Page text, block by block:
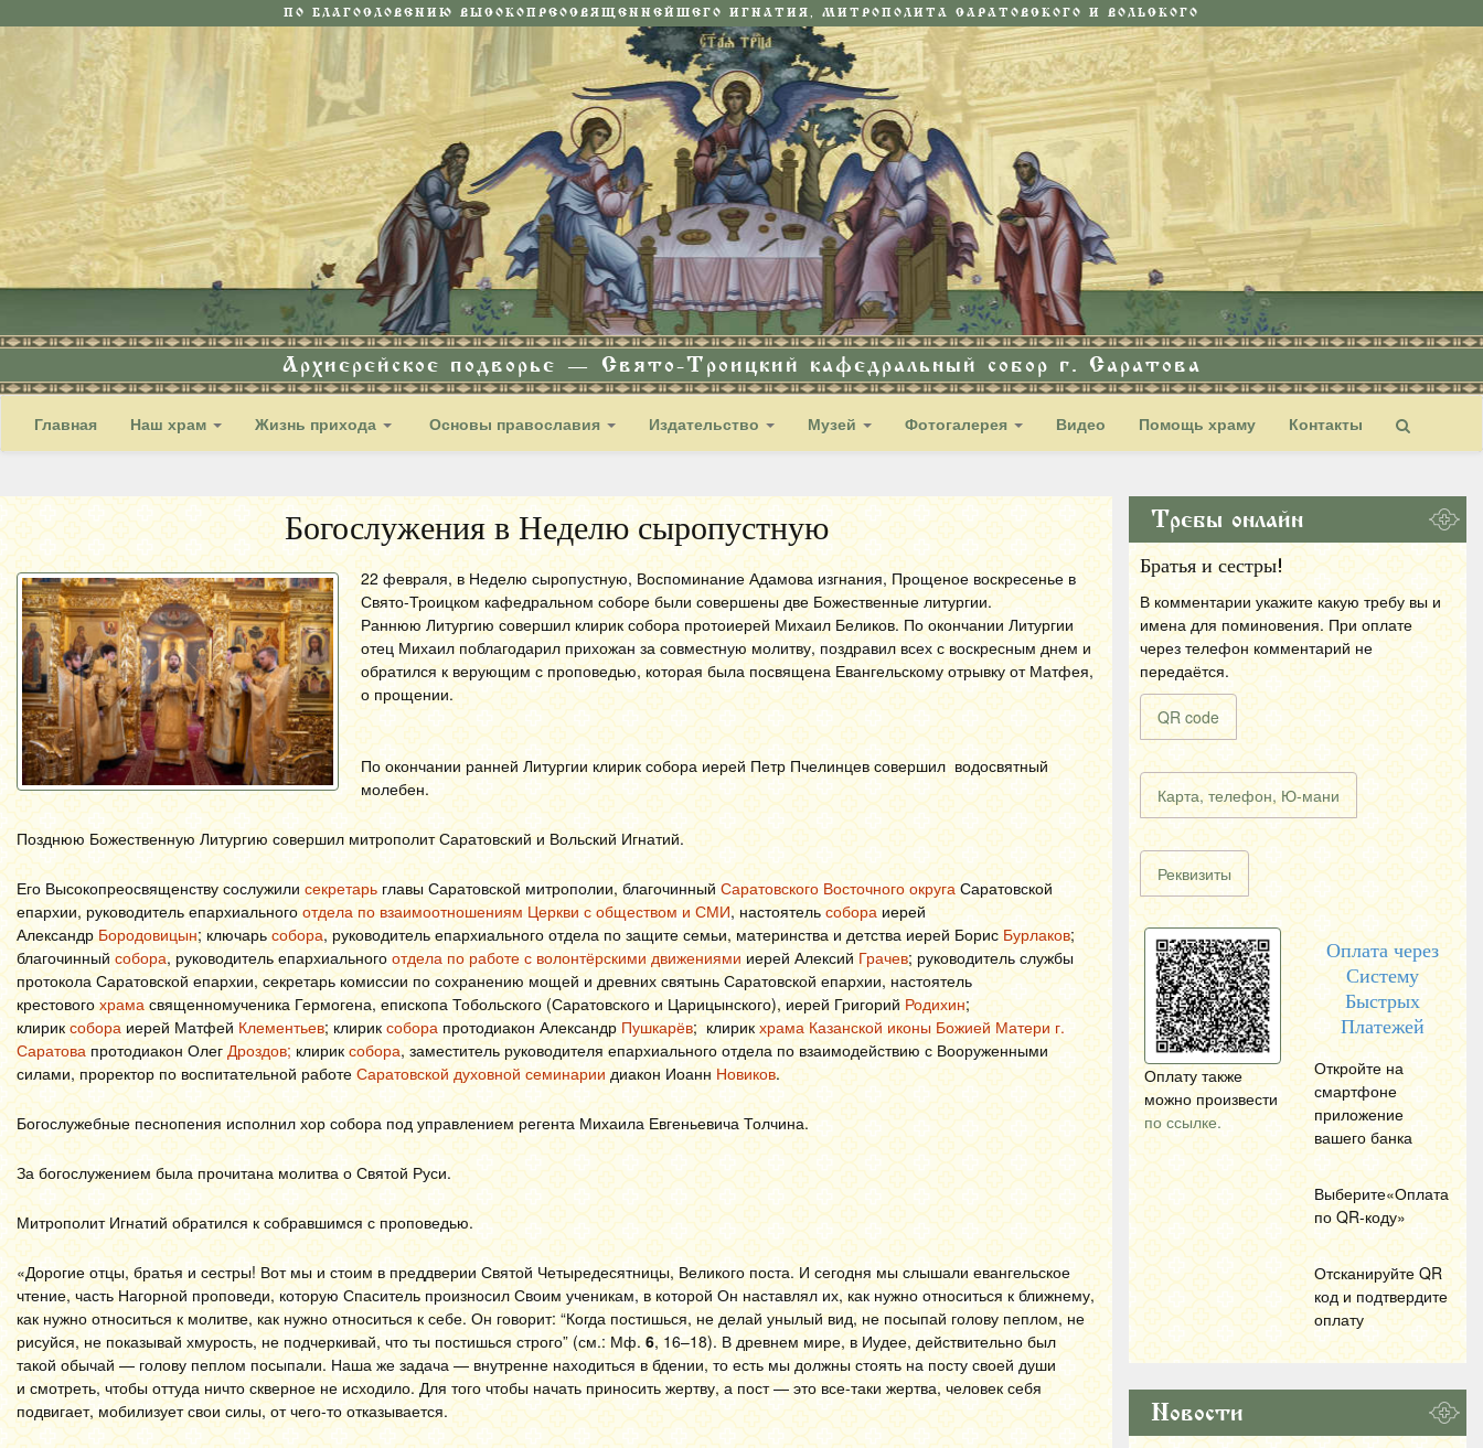
ПО БЛАГОСЛОВЕНИЮ ВЫСОКОПРЕОСВЯЩЕННЕЙШЕГО ИГНАТИЯ, МИТРОПОЛИТА САРАТОВСКОГО И ВОЛЬСКОГО
Архиерейское подворье — Свято-Троицкий кафедральный собор г. Саратова
Главная Наш храм Жизнь прихода Основы православия Издательство Музей Фотогалерея Видео Помощь храму Контакты
Богослужения в Неделю сыропустную
22 февраля, в Неделю сыропустную, Воспоминание Адамова изгнания, Прощеное воскресенье в
Свято-Троицком кафедральном соборе были совершены две Божественные литургии.
Раннюю Литургию совершил клирик собора протоиерей Михаил Беликов. По окончании Литургии
отец Михаил поблагодарил прихожан за совместную молитву, поздравил всех с воскресным днем и
обратился к верующим с проповедью, которая была посвящена Евангельскому отрывку от Матфея,
о прощении.
По окончании ранней Литургии клирик собора иерей Петр Пчелинцев совершил водосвятный
молебен.
Позднюю Божественную Литургию совершил митрополит Саратовский и Вольский Игнатий.
Его Высокопреосвященству сослужили секретарь главы Саратовской митрополии, благочинный Саратовского Восточного округа Саратовской
епархии, руководитель епархиального отдела по взаимоотношениям Церкви с обществом и СМИ, настоятельсобора иерей
АлександрБородовицын; ключарь собора, руководитель епархиального отдела по защите семьи, материнства и детства иерей Борис Бурлаков;
благочинный собора, руководитель епархиального отдела по работе с волонтёрскими движениями иерей Алексий Грачев; руководитель службы
протокола Саратовской епархии, секретарь комиссии по сохранению мощей и древних святынь Саратовской епархии, настоятель
крестовогохрамасвященномученика Гермогена, епископа Тобольского (Саратовского и Царицынского), иерей Григорий Родихин;
клирик собора иерей Матфей Клементьев; клирик собора протодиакон Александр Пушкарёв; клирикхрама Казанской иконы Божией Матери г.
Саратова протодиакон Олег Дроздов;клирик собора, заместитель руководителя епархиального отдела по взаимодействию с Вооруженными
силами, проректор по воспитательной работе Саратовской духовной семинарии диакон Иоанн Новиков.
Богослужебные песнопения исполнил хор собора под управлением регента Михаила Евгеньевича Толчина.
За богослужением была прочитана молитва о Святой Руси.
Митрополит Игнатий обратился к собравшимся с проповедью.
«Дорогие отцы, братья и сестры! Вот мы и стоим в преддверии Святой Четыредесятницы, Великого поста. И сегодня мы слышали евангельское
чтение, часть Нагорной проповеди, которую Спаситель произносил Своим ученикам, в которой Он наставлял их, как нужно относиться к ближнему,
как нужно относиться к молитве, как нужно относиться к себе. Он говорит: “Когда постишься, не делай унылый вид, не посыпай голову пеплом, не
рисуйся, не показывай хмурость, не подчеркивай, что ты постишься строго” (см.: Мф. 6, 16–18). В древнем мире, в Иудее, действительно был
такой обычай — голову пеплом посыпали. Наша же задача — внутренне находиться в бдении, то есть мы должны стоять на посту своей души
и смотреть, чтобы оттуда ничто скверное не исходило. Для того чтобы начать приносить жертву, а пост — это все-таки жертва, человек себя
подвигает, мобилизует свои силы, от чего-то отказывается.
Требы онлайн
Братья и сестры!
В комментарии укажите какую требу вы и
имена для поминовения. При оплате
через телефон комментарий не
передаётся.
QR code
Карта, телефон, Ю-мани
Реквизиты
Оплату также
можно произвести
по ссылке.
Оплата через
Систему
Быстрых
Платежей
Откройте на
смартфоне
приложение
вашего банка
Выберите«Оплата
по QR-коду»
Отсканируйте QR
код и подтвердите
оплату
Новости